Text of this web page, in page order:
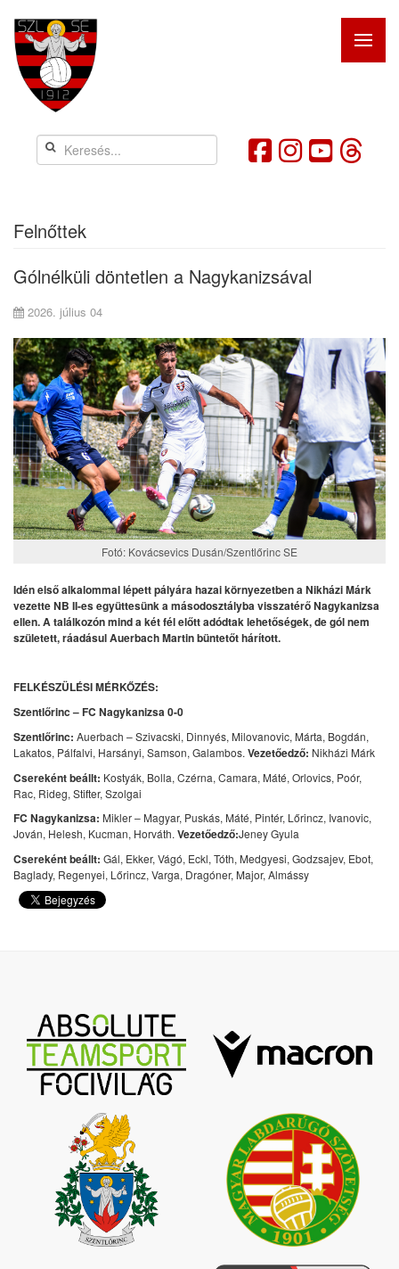
Felnőttek
Gólnélküli döntetlen a Nagykanizsával
2026. július 04
Fotó: Kovácsevics Dusán/Szentlőrinc SE
Idén első alkalommal lépett pályára hazai környezetben a Nikházi Márk
vezette NB II-es együttesünk a másodosztályba visszatérő Nagykanizsa
ellen. A találkozón mind a két fél előtt adódtak lehetőségek, de gól nem
született, ráadásul Auerbach Martin büntetőt hárított.
FELKÉSZÜLÉSI MÉRKŐZÉS:
Szentlőrinc – FC Nagykanizsa 0-0
Szentlőrinc: Auerbach – Szivacski, Dinnyés, Milovanovic, Márta, Bogdán,
Lakatos, Pálfalvi, Harsányi, Samson, Galambos. Vezetőedző: Nikházi Márk
Csereként beállt: Kostyák, Bolla, Czérna, Camara, Máté, Orlovics, Poór,
Rac, Rideg, Stifter, Szolgai
FC Nagykanizsa: Mikler – Magyar, Puskás, Máté, Pintér, Lőrincz, Ivanovic,
Jován, Helesh, Kucman, Horváth. Vezetőedző:Jeney Gyula
Csereként beállt: Gál, Ekker, Vágó, Eckl, Tóth, Medgyesi, Godzsajev, Ebot,
Baglady, Regenyei, Lőrincz, Varga, Dragóner, Major, Almássy